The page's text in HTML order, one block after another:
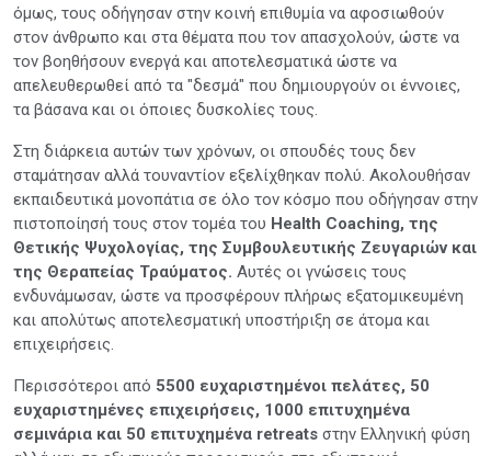
όμως, τους οδήγησαν στην κοινή επιθυμία να αφοσιωθούν
στον άνθρωπο και στα θέματα που τον απασχολούν, ώστε να
τον βοηθήσουν ενεργά και αποτελεσματικά ώστε να
απελευθερωθεί από τα "δεσμά" που δημιουργούν οι έννοιες,
τα βάσανα και οι όποιες δυσκολίες τους.
Στη διάρκεια αυτών των χρόνων, οι σπουδές τους δεν
σταμάτησαν αλλά τουναντίον εξελίχθηκαν πολύ. Ακολουθήσαν
εκπαιδευτικά μονοπάτια σε όλο τον κόσμο που οδήγησαν στην
πιστοποίησή τους στον τομέα του Health Coaching, της
Θετικής Ψυχολογίας, της Συμβουλευτικής Ζευγαριών και
της Θεραπείας Τραύματος. Αυτές οι γνώσεις τους
ενδυνάμωσαν, ώστε να προσφέρουν πλήρως εξατομικευμένη
και απολύτως αποτελεσματική υποστήριξη σε άτομα και
επιχειρήσεις.
Περισσότεροι από 5500 ευχαριστημένοι πελάτες, 50
ευχαριστημένες επιχειρήσεις, 1000 επιτυχημένα
σεμινάρια και 50 επιτυχημένα retreats στην Ελληνική φύση